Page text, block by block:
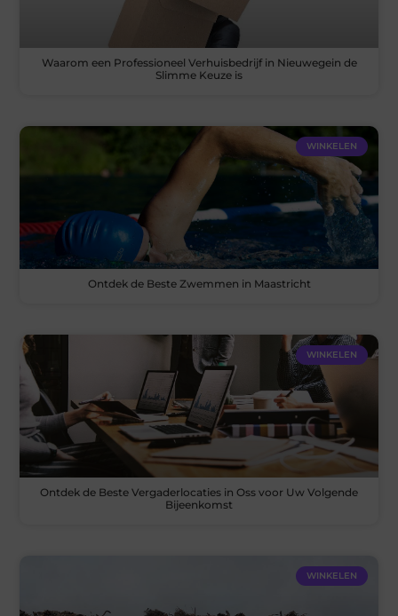
Waarom een Professioneel Verhuisbedrijf in Nieuwegein de
Slimme Keuze is
WINKELEN
Ontdek de Beste Zwemmen in Maastricht
WINKELEN
Ontdek de Beste Vergaderlocaties in Oss voor Uw Volgende
Bijeenkomst
WINKELEN